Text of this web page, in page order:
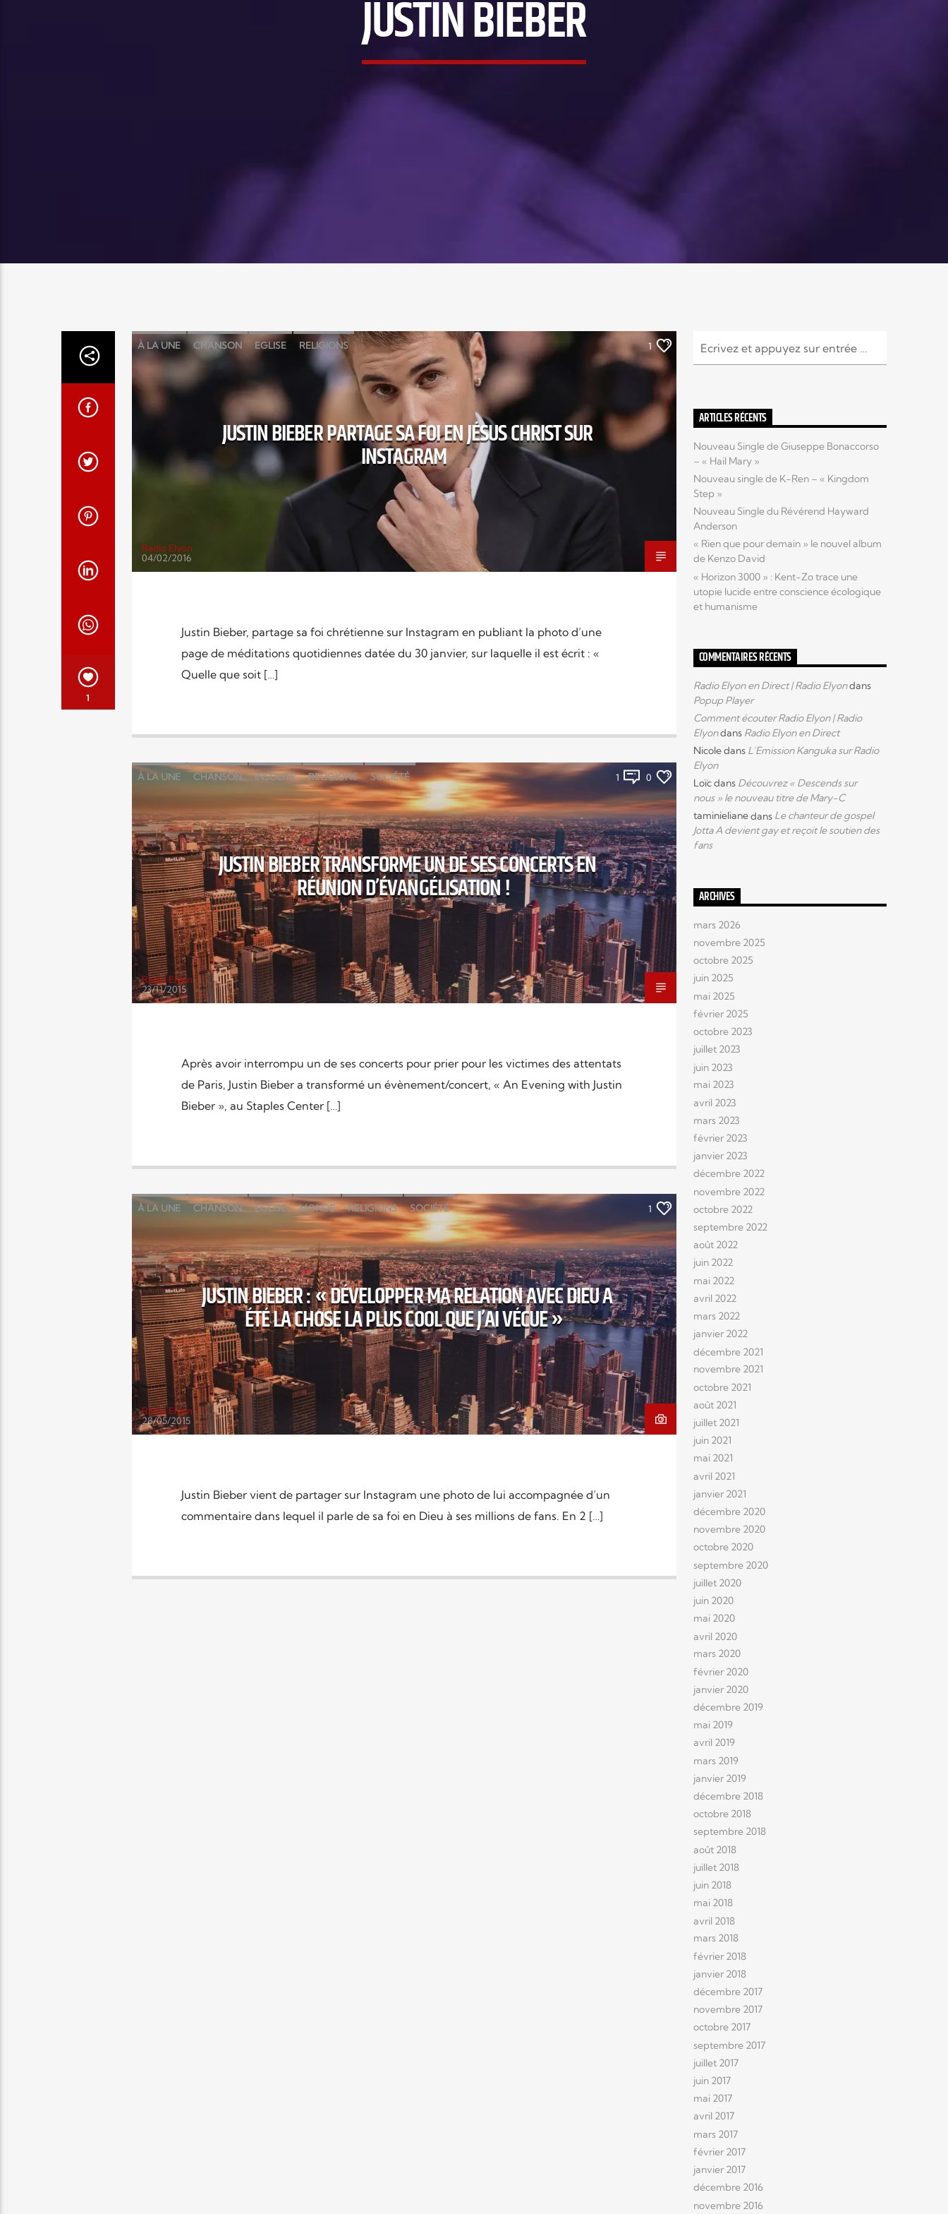
JUSTIN BIEBER
1
À LA UNE CHANSON EGLISE RELIGIONS 1
JUSTIN BIEBER PARTAGE SA FOI EN JÉSUS CHRIST SUR
INSTAGRAM
Radio Elyon
04/02/2016
Justin Bieber, partage sa foi chrétienne sur Instagram en publiant la photo d’une
page de méditations quotidiennes datée du 30 janvier, sur laquelle il est écrit : «
Quelle que soit […]
À LA UNE CHANSON INSOLITE RELIGIONS SOCIÉTÉ 1 0
JUSTIN BIEBER TRANSFORME UN DE SES CONCERTS EN
RÉUNION D’ÉVANGÉLISATION !
Radio Elyon
23/11/2015
Après avoir interrompu un de ses concerts pour prier pour les victimes des attentats
de Paris, Justin Bieber a transformé un évènement/concert, « An Evening with Justin
Bieber », au Staples Center […]
À LA UNE CHANSON EGLISE MONDE RELIGIONS SOCIÉTÉ 1
JUSTIN BIEBER : « DÉVELOPPER MA RELATION AVEC DIEU A
ÉTÉ LA CHOSE LA PLUS COOL QUE J’AI VÉCUE »
Radio Elyon
28/05/2015
Justin Bieber vient de partager sur Instagram une photo de lui accompagnée d’un
commentaire dans lequel il parle de sa foi en Dieu à ses millions de fans. En 2 […]
ARTICLES RÉCENTS
Nouveau Single de Giuseppe Bonaccorso
– « Hail Mary »
Nouveau single de K-Ren – « Kingdom
Step »
Nouveau Single du Révérend Hayward
Anderson
« Rien que pour demain » le nouvel album
de Kenzo David
« Horizon 3000 » : Kent-Zo trace une
utopie lucide entre conscience écologique
et humanisme
COMMENTAIRES RÉCENTS
Radio Elyon en Direct | Radio Elyondans
Popup Player
Comment écouter Radio Elyon | Radio
Elyondans Radio Elyon en Direct
Nicoledans L’Emission Kanguka sur Radio
Elyon
Loïcdans Découvrez « Descends sur
nous » le nouveau titre de Mary-C
taminielianedans Le chanteur de gospel
Jotta A devient gay et reçoit le soutien des
fans
ARCHIVES
mars 2026
novembre 2025
octobre 2025
juin 2025
mai 2025
février 2025
octobre 2023
juillet 2023
juin 2023
mai 2023
avril 2023
mars 2023
février 2023
janvier 2023
décembre 2022
novembre 2022
octobre 2022
septembre 2022
août 2022
juin 2022
mai 2022
avril 2022
mars 2022
janvier 2022
décembre 2021
novembre 2021
octobre 2021
août 2021
juillet 2021
juin 2021
mai 2021
avril 2021
janvier 2021
décembre 2020
novembre 2020
octobre 2020
septembre 2020
juillet 2020
juin 2020
mai 2020
avril 2020
mars 2020
février 2020
janvier 2020
décembre 2019
mai 2019
avril 2019
mars 2019
janvier 2019
décembre 2018
octobre 2018
septembre 2018
août 2018
juillet 2018
juin 2018
mai 2018
avril 2018
mars 2018
février 2018
janvier 2018
décembre 2017
novembre 2017
octobre 2017
septembre 2017
juillet 2017
juin 2017
mai 2017
avril 2017
mars 2017
février 2017
janvier 2017
décembre 2016
novembre 2016